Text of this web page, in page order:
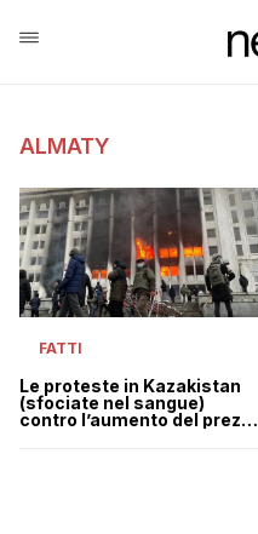
ALMATY
FATTI
Le proteste in Kazakistan
(sfociate nel sangue)
contro l’aumento del prezzo